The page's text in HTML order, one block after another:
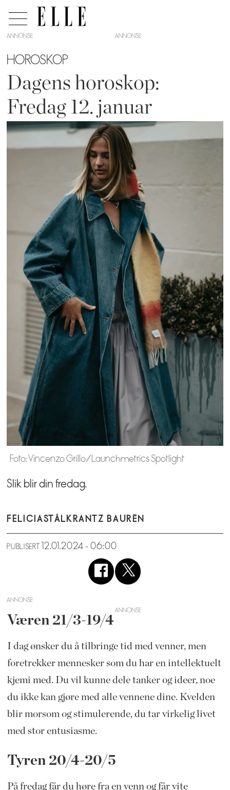
ANNONSE
HOROSKOP
Dagens horoskop:
Fredag 12. januar
Foto: Vincenzo Grillo/Launchmetrics Spotlight
Slik blir din fredag.
FELICIASTÅLKRANTZ BAURÉN
PUBLISERT 12.01.2024 - 06:00
ANNONSE
Væren 21/3-19/4
I dag ønsker du å tilbringe tid med venner, men
foretrekker mennesker som du har en intellektuelt
kjemi med. Du vil kunne dele tanker og ideer, noe
du ikke kan gjøre med alle vennene dine. Kvelden
blir morsom og stimulerende, du tar virkelig livet
med stor entusiasme.
Tyren 20/4-20/5
På fredag får du høre fra en venn og får vite